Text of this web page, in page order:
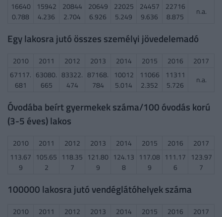
16640
0.788
15942
4.236
20844
2.704
20649
6.926
22025
5.249
24457
9.636
22716
8.875
n.a.
Egy lakosra jutó összes személyi jövedelemadó
2010 2011 2012 2013 2014 2015 2016
2017
67117.
681
63080.
665
83322.
474
87168.
784
10012
5.014
11066
2.352
11311
5.726
n.a.
Óvodába beírt gyermekek száma/100 óvodás korú
(3-5 éves) lakos
2010 2011 2012 2013 2014 2015 2016
2017
113.67
9
105.65
2
118.35
7
121.80
9
124.13
8
117.08
9
111.17
6
123.97
7
100000 lakosra jutó vendéglátóhelyek száma
2010 2011 2012 2013 2014 2015 2016
2017